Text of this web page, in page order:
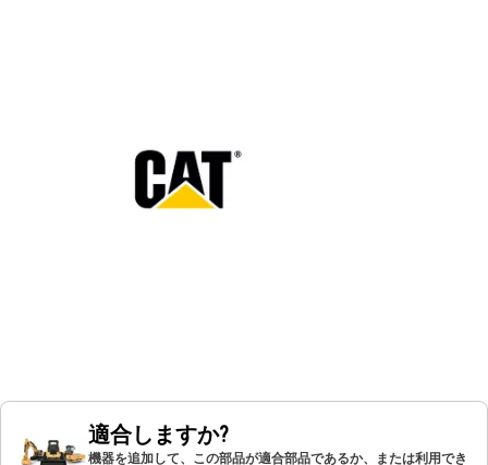
適合しますか?
機器を追加して、この部品が適合部品であるか、または利用でき